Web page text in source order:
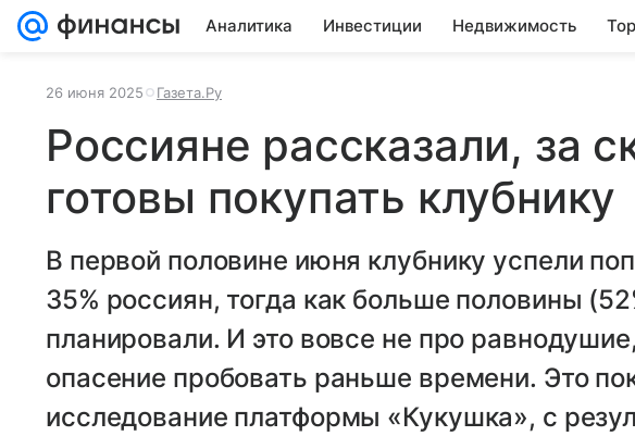
Аналитика Инвестиции Недвижимость
26 июня 2025 Газета.Ру
Россияне рассказали, за
готовы покупать клубнику
В первой половине июня клубнику успели
35% россиян, тогда как больше половины
планировали. И это вовсе не про
опасение пробовать раньше времени. Это
исследование платформы «Кукушка», с